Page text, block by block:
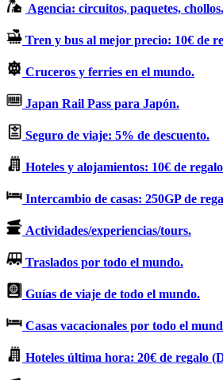
Agencia: circuitos, paquetes,
Tren y bus al mejor precio: 10€ de
Cruceros y ferries en el mundo.
Japan Rail Pass para Japón.
Seguro de viaje: 5% de descuento.
Hoteles y alojamientos: 10€ de
Intercambio de casas: 250GP de
Actividades/experiencias/tours.
Traslados por todo el mundo.
Guías de viaje de todo el mundo.
Casas vacacionales por todo el
Hoteles última hora: 20€ de regalo